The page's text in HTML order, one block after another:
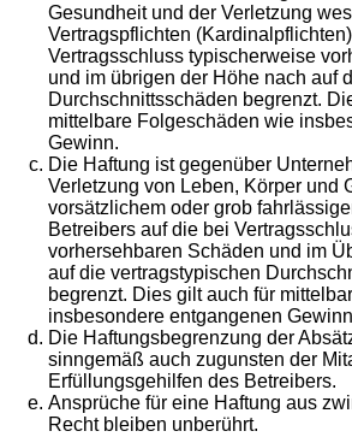
Gesundheit und der Verletzung
Vertragspflichten
Vertragsschluss typischerweise
und im übrigen der Höhe nach auf
Durchschnittsschäden begrenzt.
mittelbare Folgeschäden wie
Gewinn.
Die Haftung ist gegenüber
Verletzung von Leben, Körper und
vorsätzlichem oder grob
Betreibers auf die bei
vorhersehbaren Schäden und im
auf die vertragstypischen
begrenzt. Dies gilt auch für
insbesondere entgangenen
Die Haftungsbegrenzung der
sinngemäß auch zugunsten der
Erfüllungsgehilfen des Betreibers.
Ansprüche für eine Haftung aus
Recht bleiben unberührt.